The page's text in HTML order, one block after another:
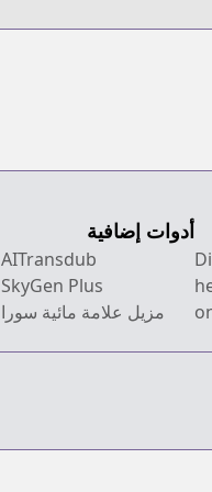
أدوات إضافية
AITransdub
SkyGen Plus
مزيل علامة مائية سورا